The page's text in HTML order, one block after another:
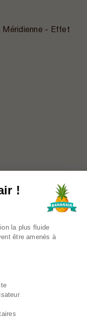
Méridienne - Effet
Modulable -
!
du
la plus fluide
être amenés à